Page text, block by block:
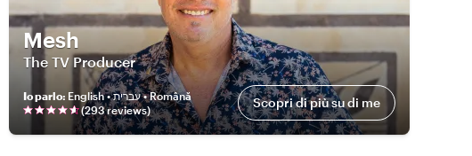
Mesh
The TV Producer
Io parlo:
English • עברית • Română
(293reviews) Scopri di più su di me